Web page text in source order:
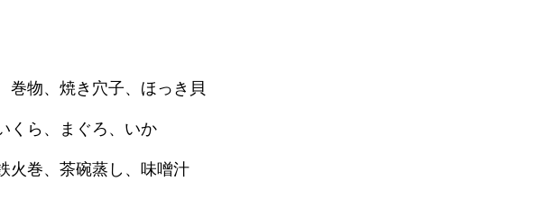
巻物、焼き穴子、ほっき貝
くら、まぐろ、いか
火巻、茶碗蒸し、味噌汁